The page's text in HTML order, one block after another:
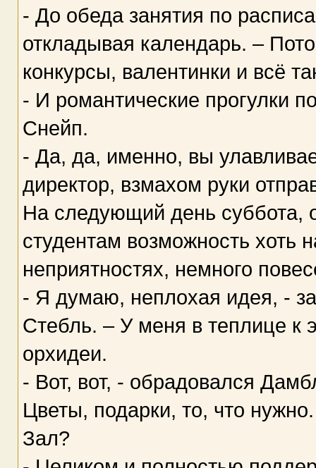
- До обеда занятия по
откладывая календарь. –
конкурсы, валентинки и всё
- И романтические прогулки
Снейп.
- Да, да, именно, вы
директор, взмахом руки
На следующий день суббота,
студентам возможность хоть
неприятностях, немного
- Я думаю, неплохая идея, -
Стебль. – У меня в теплице к
орхидеи.
- Вот, вот, - обрадовался
Цветы, подарки, то, что
Зал?